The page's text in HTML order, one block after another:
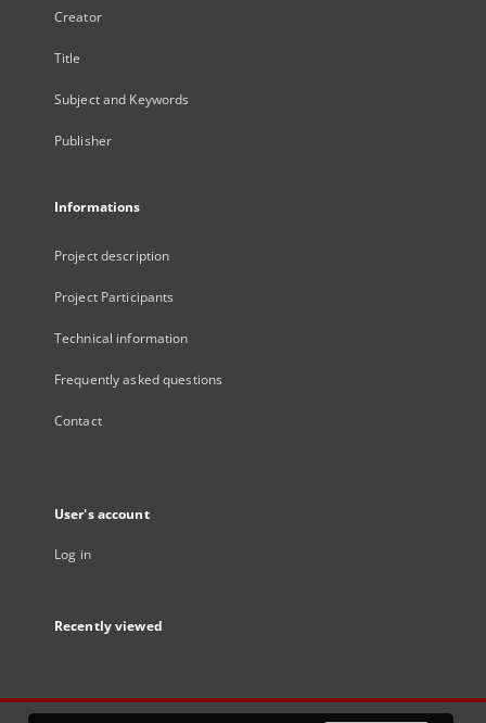
Creator
Title
Subject and Keywords
Publisher
Informations
Project description
Project Participants
Technical information
Frequently asked questions
Contact
User's account
Log in
Recently viewed